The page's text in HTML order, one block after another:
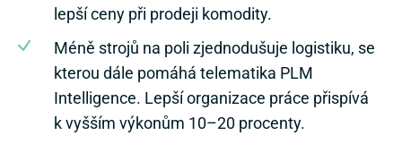
lepší ceny při prodeji komodity.
Méně strojů na poli zjednodušuje logistiku, se
kterou dále pomáhá telematika PLM
Intelligence. Lepší organizace práce přispívá
k vyšším výkonům 10–20 procenty.